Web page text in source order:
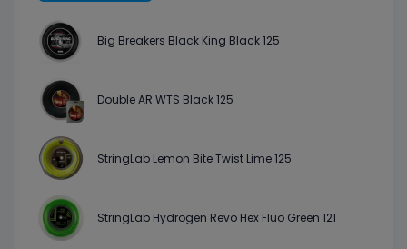
Big Breakers Black King Black 125
Double AR WTS Black 125
StringLab Lemon Bite Twist Lime 125
StringLab Hydrogen Revo Hex Fluo Green 121